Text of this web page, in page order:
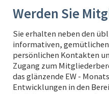
Werden Sie
Sie erhalten neben den
informativen,
persönlichen Kontakten
Zugang zum
das glänzende EW -
Entwicklungen in den